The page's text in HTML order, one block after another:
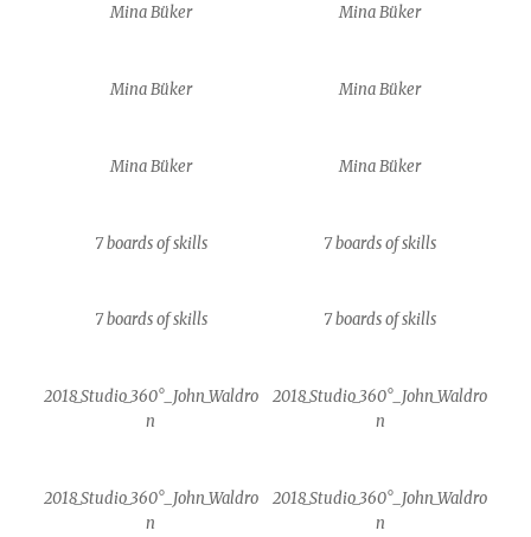
Mina Büker Mina Büker
Mina Büker Mina Büker
Mina Büker Mina Büker
7 boards of skills 7 boards of skills
7 boards of skills 7 boards of skills
2018_Studio_360°_John_Waldro
n
2018_Studio_360°_John_Waldro
n
2018_Studio_360°_John_Waldro
n
2018_Studio_360°_John_Waldro
n